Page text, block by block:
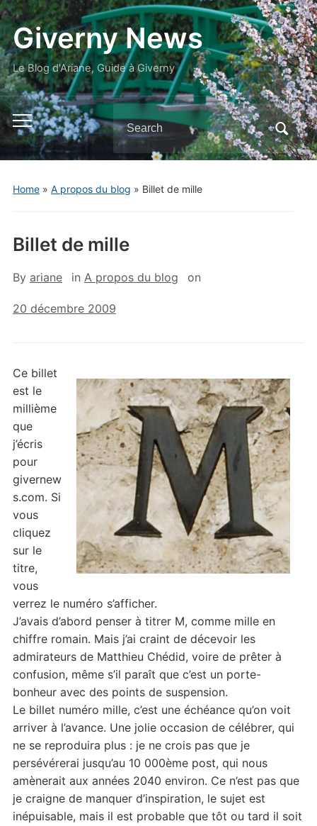
Giverny News
Le Blog d'Ariane, Guide à Giverny
Toggle
mobile
menu
Search
for:
Home» A propos du blog » Billet de mille
Billet de mille
By ariane in A propos du blog on
20 décembre 2009
Ce billet
est le
millième
que
j’écris
pour
givernew
s.com. Si
vous
cliquez
sur le
titre,
vous
verrez le numéro s’afficher.
J’avais d’abord penser à titrer M, comme mille en
chiffre romain. Mais j’ai craint de décevoir les
admirateurs de Matthieu Chédid, voire de prêter à
confusion, même s’il paraît que c’est un porte-
bonheur avec des points de suspension.
Le billet numéro mille, c’est une échéance qu’on voit
arriver à l’avance. Une jolie occasion de célébrer, qui
ne se reproduira plus : je ne crois pas que je
persévérerai jusqu’au 10 000ème post, qui nous
amènerait aux années 2040 environ. Ce n’est pas que
je craigne de manquer d’inspiration, le sujet est
inépuisable, mais il est probable que tôt ou tard il soit